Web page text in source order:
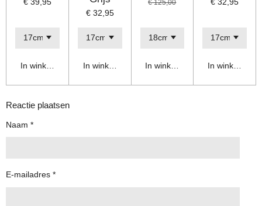
In winkelwagen
€ 32,95
In winkelwagen
€ 125,00
In winkelwagen In
Reactie plaatsen
Naam *
E-mailadres *